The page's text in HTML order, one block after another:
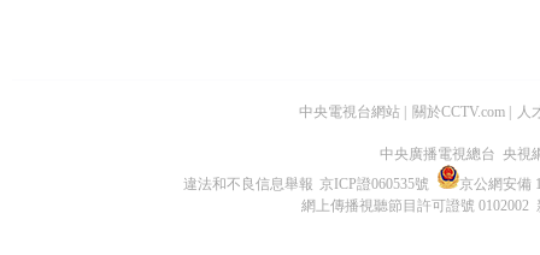
中央電視台網站 關於CCTV.com 人
中央廣播電視總台 央視
違法和不良信息舉報 京ICP證060535號
京公網安備
網上傳播視聽節目許可證號 0102002